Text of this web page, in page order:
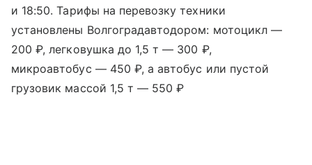
и 18:50. Тарифы на перевозку техники
установлены Волгоградавтодором: мотоцикл —
200 ₽, легковушка до 1,5 т — 300 ₽,
микроавтобус — 450 ₽, а автобус или пустой
грузовик массой 1,5 т — 550 ₽